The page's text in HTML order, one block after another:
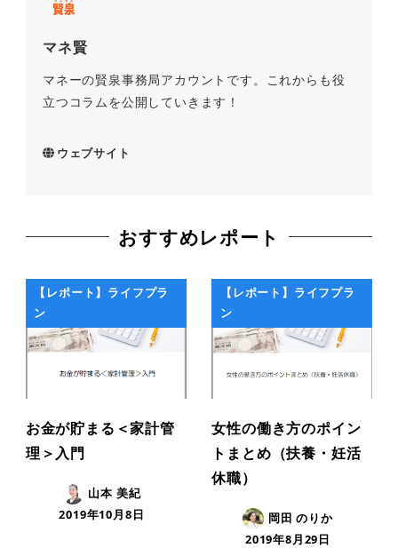
マネ賢
マネーの賢泉事務局アカウントです。これからも役
立つコラムを公開していきます！
ウェブサイト
おすすめレポート
【レポート】ライフプラ
ン
お金が貯まる＜家計管
理＞入門
山本 美紀
2019年10月8日
【レポート】ライフプラ
ン
女性の働き方のポイン
トまとめ（扶養・妊活
休職）
岡田 のりか
2019年8月29日